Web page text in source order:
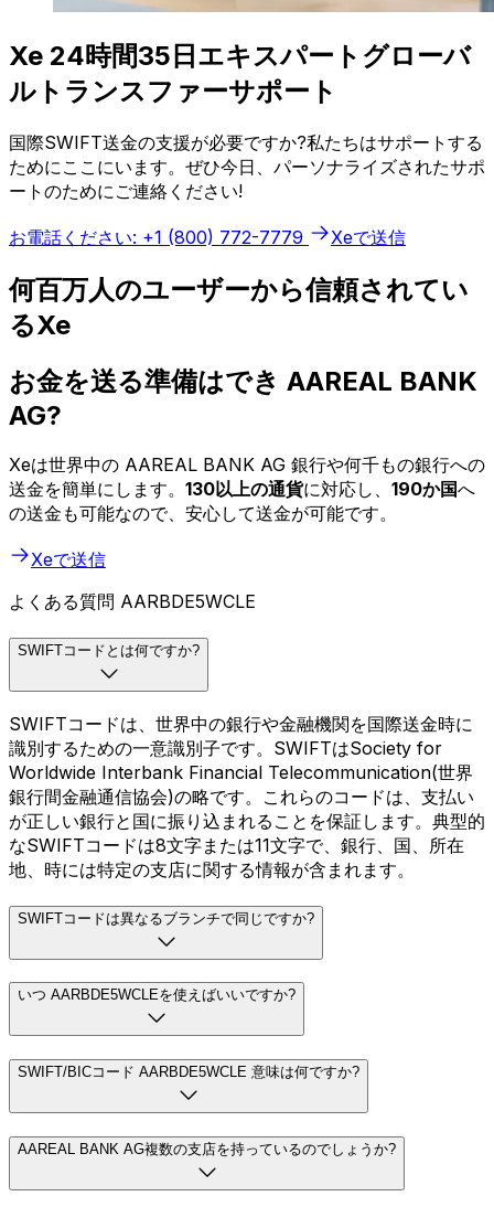
Xe 24時間35日エキスパートグローバ
ルトランスファーサポート
国際SWIFT送金の支援が必要ですか?私たちはサポートする
ためにここにいます。ぜひ今日、パーソナライズされたサポ
ートのためにご連絡ください!
お電話ください: +1 (800) 772-7779 Xeで送信
何百万人のユーザーから信頼されてい
るXe
お金を送る準備はでき AAREAL BANK
AG?
Xeは世界中の AAREAL BANK AG 銀行や何千もの銀行への
送金を簡単にします。 130以上の通貨に対応し、 190か国へ
の送金も可能なので、安心して送金が可能です。
Xeで送信
よくある質問 AARBDE5WCLE
SWIFTコードとは何ですか?
SWIFTコードは、世界中の銀行や金融機関を国際送金時に
識別するための一意識別子です。SWIFTはSociety for
Worldwide Interbank Financial Telecommunication(世界
銀行間金融通信協会)の略です。これらのコードは、支払い
が正しい銀行と国に振り込まれることを保証します。典型的
なSWIFTコードは8文字または11文字で、銀行、国、所在
地、時には特定の支店に関する情報が含まれます。
SWIFTコードは異なるブランチで同じですか?
いつ AARBDE5WCLEを使えばいいですか?
SWIFT/BICコード AARBDE5WCLE 意味は何ですか?
AAREAL BANK AG複数の支店を持っているのでしょうか?